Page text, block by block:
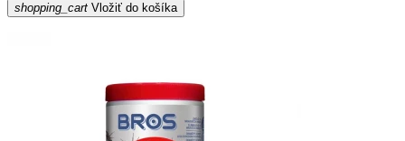
shopping_cart Vložiť do košíka